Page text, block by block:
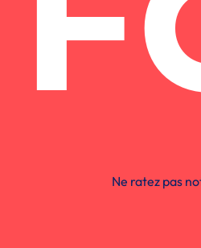
Ne ratez pas